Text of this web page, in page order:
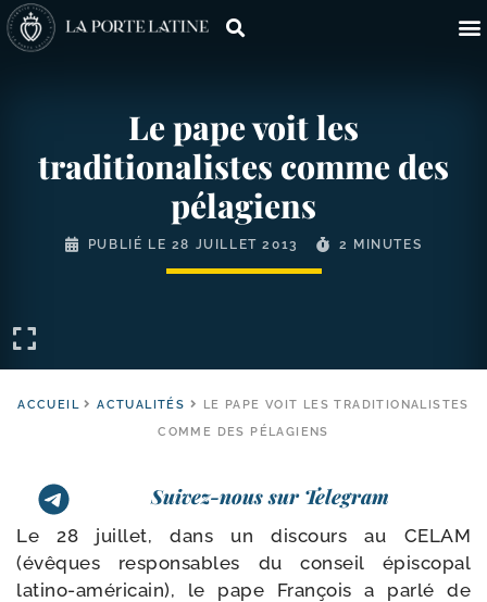
Le pape voit les
traditionalistes comme des
pélagiens
PUBLIÉ LE 28 JUILLET 2013 2 MINUTES
ACCUEIL ACTUALITÉS
LE PAPE VOIT LES TRADITIONALISTES
COMME DES PÉLAGIENS
Suivez-nous sur Telegram
Le 28 juillet, dans un dis­cours au CELAM
(évêques res­pon­sables du conseil épis­co­pal
latino-​américain), le pape François a par­lé de